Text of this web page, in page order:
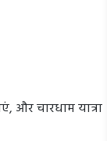
और चारधाम यात्रा